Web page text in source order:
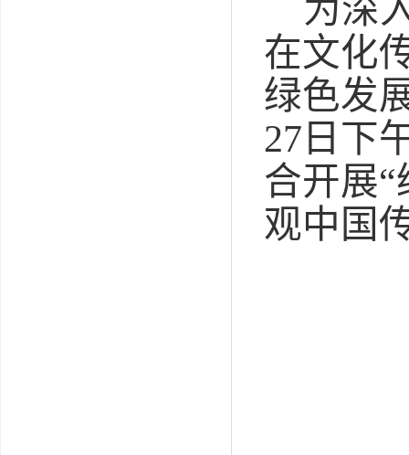
为深
在文化
绿色发
27 日 下
合开展“
观中国